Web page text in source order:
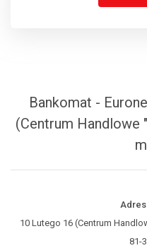
Bankomat -
(Centrum Handlowe
Adres
10 Lutego 16 (Centrum
81-